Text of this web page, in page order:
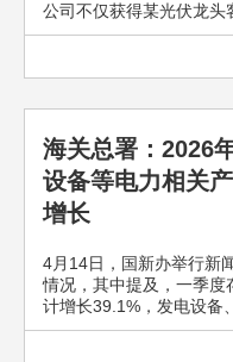
公司不仅获得某光伏龙头
海关总署：2026
设备等电力相关
增长
4月14日，国新办举行新
情况，其中提及，一季度
计增长39.1%，发电设备